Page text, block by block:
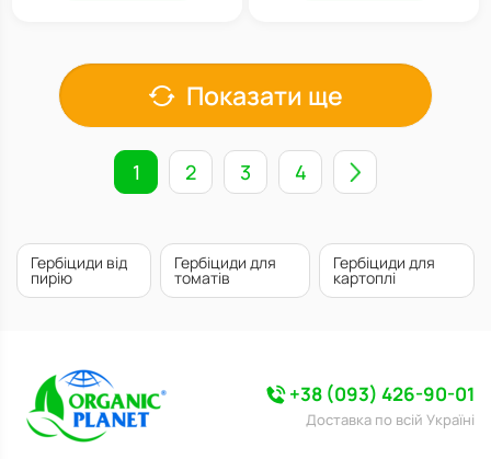
Показати ще
1 2 3 4
Гербіциди від
пирію
Гербіциди для
томатів
Гербіциди для
картоплі
+38 (093) 426-90-01
Доставка по всій Україні